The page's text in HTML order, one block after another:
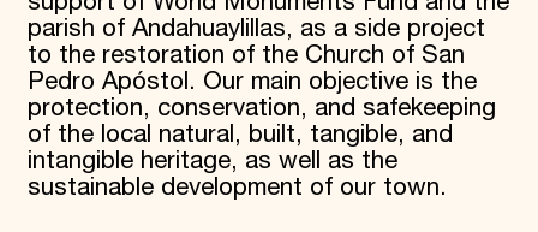
parish of Andahuaylillas, as a side project
to the restoration of the Church of San
Pedro Apóstol. Our main objective is the
protection, conservation, and safekeeping
of the local natural, built, tangible, and
intangible heritage, as well as the
sustainable development of our town.